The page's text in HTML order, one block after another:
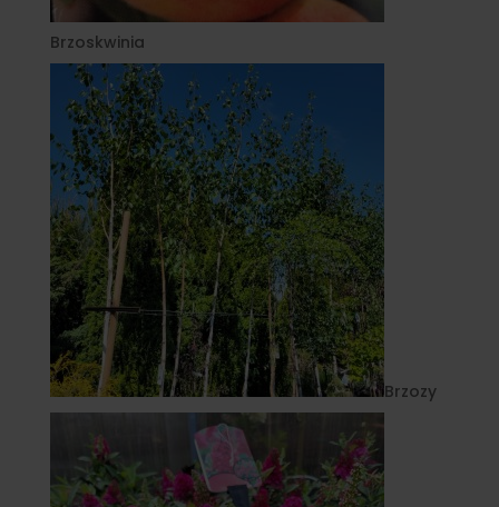
Brzoskwinia
Brzozy